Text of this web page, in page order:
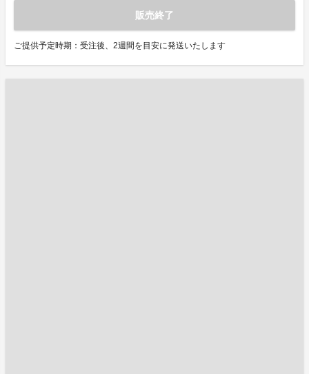
販売終了
ご提供予定時期：受注後、2週間を目安に発送いたします